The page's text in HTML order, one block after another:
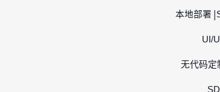
本地部署 |
UI/
无代码定